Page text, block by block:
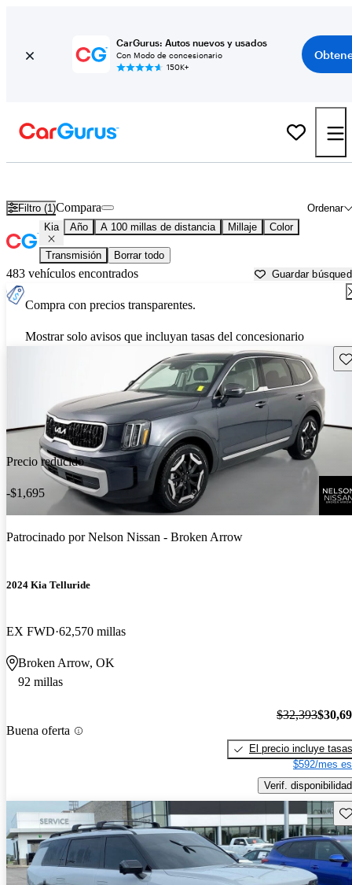
CarGurus: Autos nuevos y usados
Con Modo de concesionario
150K+
Filtro (1) Ordenar
Compara
Kia Año A 100 millas de distancia Millaje Color
Transmisión Borrar todo
483 vehículos encontrados Guardar
Compra con precios transparentes.
Mostrar solo avisos que incluyan tasas del concesionario
Precio reducido
-$1,695
Patrocinado porNelson Nissan - Broken Arrow
2024 Kia Telluride
EX FWD 62,570 millas
Broken Arrow, OK
92 millas
Buena oferta
$32,393
El precio incluye tasas
$592/mes
Verif. disponibilidad